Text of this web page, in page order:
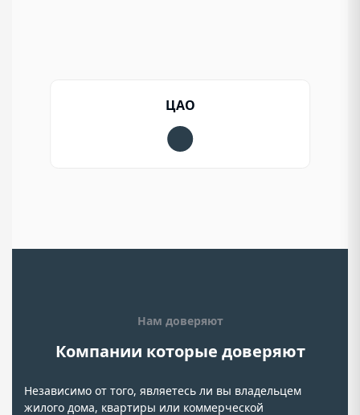
ЦАО
Нам доверяют
Компании которые доверяют
Независимо от того, являетесь ли вы владельцем
жилого дома, квартиры или коммерческой